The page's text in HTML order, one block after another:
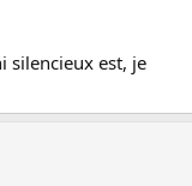
silencieux est, je